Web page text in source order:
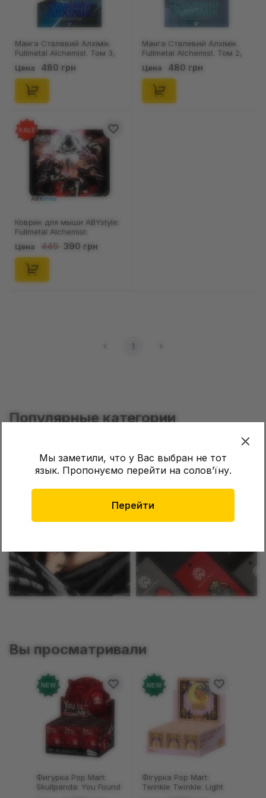
Мы заметили, что у Вас выбран не тот
язык. Пропонуємо перейти на соловʼїну.
Перейти
Манга Сталевий Алхімік.
Fullmetal Alchemist. Том 3,
(109264)
Цена 480 грн
Манга Сталевий Алхімік.
Fullmetal Alchemist. Том 2,
(109257)
Цена 480 грн
SALE
Коврик для мыши ABYstyle:
Fullmetal Alchemist:
Homunculus, (108757)
Цена 449 390 грн
1
Популярные категории
Funko Катаны
Вы просматривали
NEW
Фигурка Pop Mart:
Skullpanda: You Found
NEW
Фігурка Pop Mart:
Twinkle Twinkle: Light